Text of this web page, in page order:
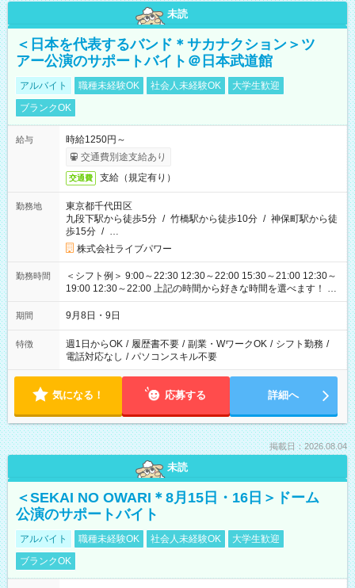
未読
＜日本を代表するバンド＊サカナクション＞ツ
アー公演のサポートバイト＠日本武道館
アルバイト 職種未経験OK 社会人未経験OK
大学生歓迎
ブランクOK
給与
時給1250円～
交通費別途支給あり
交通費 支給（規定有り）
勤務地
東京都千代田区
九段下駅から徒歩5分 / 竹橋駅から徒歩10分 / 神保町駅から徒
歩15分 / …
株式会社ライブパワー
勤務時間
＜シフト例＞ 9:00～22:30 12:30～22:00 15:30～21:00 12:30～
19:00 12:30～22:00 上記の時間から好きな時間を選べます！ ※
時間は変更となる可能性があります
期間 9月8日・9日
特徴 週1日からOK / 履歴書不要 / 副業・WワークOK / シフト勤務 /
電話対応なし / パソコンスキル不要
気になる！ 応募する 詳細へ
掲載日：2026.08.04
未読
＜SEKAI NO OWARI＊8月15日・16日＞ドーム
公演のサポートバイト
アルバイト 職種未経験OK 社会人未経験OK
大学生歓迎
ブランクOK